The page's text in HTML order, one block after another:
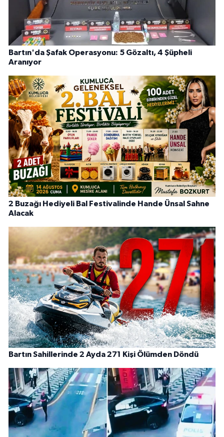
Bartın'da Şafak Operasyonu: 5 Gözaltı, 4 Şüpheli
Aranıyor
2 Buzağı Hediyeli Bal Festivalinde Hande Ünsal Sahne
Alacak
Bartın Sahillerinde 2 Ayda 271 Kişi Ölümden Döndü